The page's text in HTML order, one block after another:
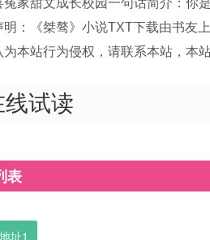
明：《桀骜》小说TXT下载由书友
为本站行为侵权，请联系本站，本
线试读
表
址1